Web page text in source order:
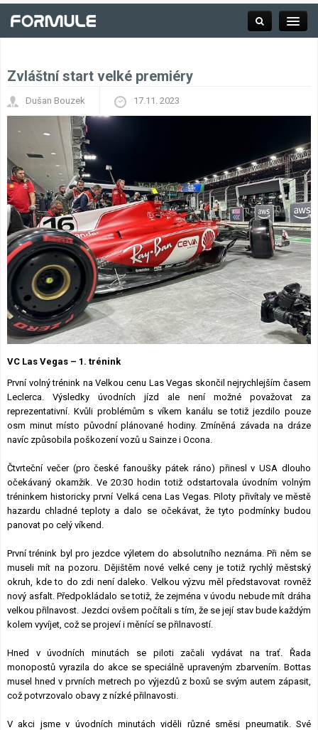
Kalendář F1
Výsledky F1
Týmy a jezdci F1
Okruhy F1
Lexikon F1
Zvláštní start velké premiéry
Dušan Bouzek 17.11. 2023
VC Las Vegas – 1. trénink
První volný trénink na Velkou cenu Las Vegas skončil nejrychlejším časem
Leclerca. Výsledky úvodních jízd ale není možné považovat za
reprezentativní. Kvůli problémům s víkem kanálu se totiž jezdilo pouze
osm minut místo původní plánované hodiny. Zmíněná závada na dráze
navíc způsobila poškození vozů u Sainze i Ocona.
Čtvrteční večer (pro české fanoušky pátek ráno) přinesl v USA dlouho
očekávaný okamžik. Ve 20:30 hodin totiž odstartovala úvodním volným
tréninkem historicky první Velká cena Las Vegas. Piloty přivítaly ve městě
hazardu chladné teploty a dalo se očekávat, že tyto podmínky budou
panovat po celý víkend.
První trénink byl pro jezdce výletem do absolutního neznáma. Při něm se
museli mít na pozoru. Dějištěm nové velké ceny je totiž rychlý městský
okruh, kde to do zdi není daleko. Velkou výzvu měl představovat rovněž
nový asfalt. Předpokládalo se totiž, že zejména v úvodu nebude mít dráha
velkou přilnavost. Jezdci ovšem počítali s tím, že se její stav bude každým
kolem vyvíjet, což se projeví i měnící se přilnavostí.
Hned v úvodních minutách se piloti začali vydávat na trať. Řada
monopostů vyrazila do akce se speciálně upraveným zbarvením. Bottas
musel hned v prvních metrech po výjezdů z boxů se svým autem zápasit,
což potvrzovalo obavy z nízké přilnavosti.
V akci jsme v úvodních minutách viděli různé směsi pneumatik. Své